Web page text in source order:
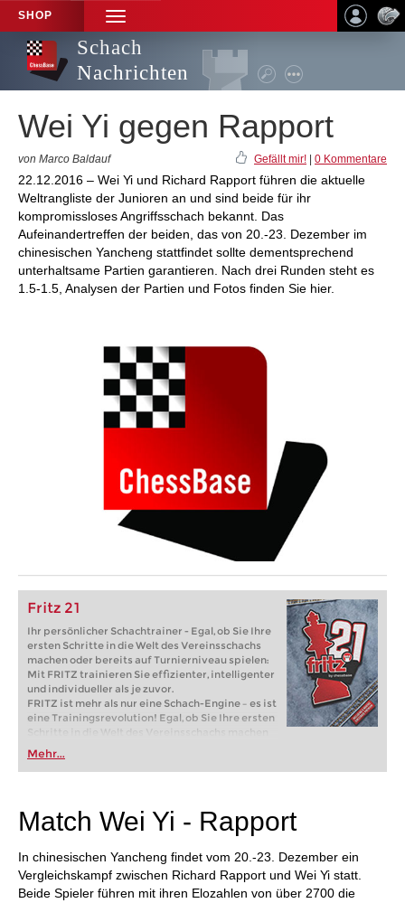
SHOP
TOGGLE
NAVIGATION
Schach
Nachrichten
Wei Yi gegen Rapport
von Marco Baldauf Gefällt mir! 0 Kommentare
22.12.2016 – Wei Yi und Richard Rapport führen die aktuelle
Weltrangliste der Junioren an und sind beide für ihr
kompromissloses Angriffsschach bekannt. Das
Aufeinandertreffen der beiden, das von 20.-23. Dezember im
chinesischen Yancheng stattfindet sollte dementsprechend
unterhaltsame Partien garantieren. Nach drei Runden steht es
1.5-1.5, Analysen der Partien und Fotos finden Sie hier.
Fritz 21
Ihr persönlicher Schachtrainer - Egal, ob Sie Ihre
ersten Schritte in die Welt des Vereinsschachs
machen oder bereits auf Turnierniveau spielen:
Mit FRITZ trainieren Sie effizienter, intelligenter
und individueller als je zuvor.
FRITZ ist mehr als nur eine Schach-Engine – es ist
eine Trainingsrevolution! Egal, ob Sie Ihre ersten
Schritte in die Welt des Vereinsschachs machen
oder bereits auf Turnierniveau spielen: Mit
FRITZ trainieren Sie effizienter, intelligenter und
individueller als je zuvor.
Mehr...
Match Wei Yi - Rapport
In chinesischen Yancheng findet vom 20.-23. Dezember ein
Vergleichskampf zwischen Richard Rapport und Wei Yi statt.
Beide Spieler führen mit ihren Elozahlen von über 2700 die